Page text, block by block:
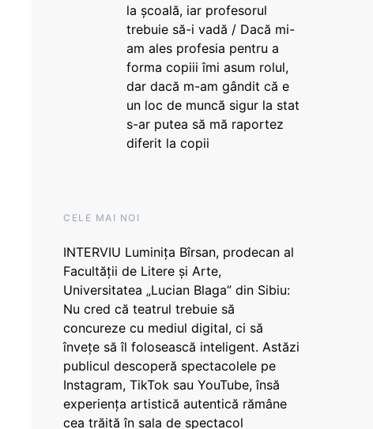
la școală, iar profesorul
trebuie să-i vadă / Dacă mi-
am ales profesia pentru a
forma copiii îmi asum rolul,
dar dacă m-am gândit că e
un loc de muncă sigur la stat
s-ar putea să mă raportez
diferit la copii
CELE MAI NOI
INTERVIU Luminița Bîrsan, prodecan al
Facultății de Litere și Arte,
Universitatea „Lucian Blaga” din Sibiu:
Nu cred că teatrul trebuie să
concureze cu mediul digital, ci să
învețe să îl folosească inteligent. Astăzi
publicul descoperă spectacolele pe
Instagram, TikTok sau YouTube, însă
experiența artistică autentică rămâne
cea trăită în sala de spectacol